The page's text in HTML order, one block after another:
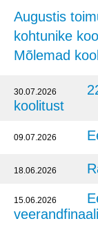
Augustis
kohtunike
Mõlemad
30.07.2026
koolitust
09.07.2026
18.06.2026
15.06.2026
veerandfinaali